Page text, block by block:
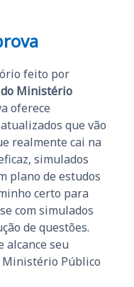
feito por
Ministério
oferece
que vão
realmente cai na
simulados
plano de estudos
certo para
com simulados
de questões.
alcance seu
Público